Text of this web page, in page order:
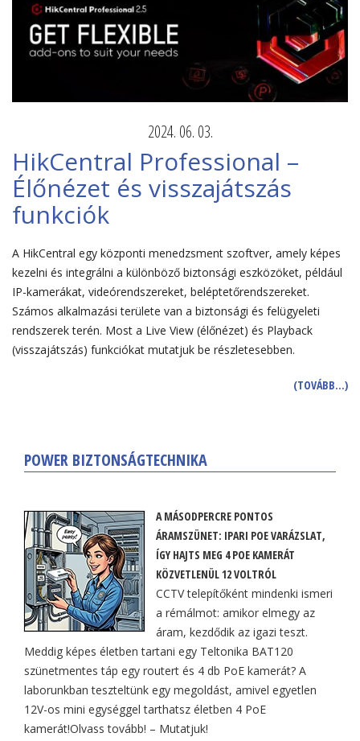
2024. 06. 03.
HikCentral Professional –
Élőnézet és visszajátszás
funkciók
A HikCentral egy központi menedzsment szoftver, amely képes
kezelni és integrálni a különböző biztonsági eszközöket, például
IP-kamerákat, videórendszereket, beléptetőrendszereket.
Számos alkalmazási területe van a biztonsági és felügyeleti
rendszerek terén. Most a Live View (élőnézet) és Playback
(visszajátszás) funkciókat mutatjuk be részletesebben.
(TOVÁBB…)
POWER BIZTONSÁGTECHNIKA
A MÁSODPERCRE PONTOS
ÁRAMSZÜNET: IPARI POE VARÁZSLAT,
ÍGY HAJTS MEG 4 POE KAMERÁT
KÖZVETLENÜL 12 VOLTRÓL
CCTV telepítőként mindenki ismeri
a rémálmot: amikor elmegy az
áram, kezdődik az igazi teszt.
Meddig képes életben tartani egy Teltonika BAT120
szünetmentes táp egy routert és 4 db PoE kamerát? A
laborunkban teszteltünk egy megoldást, amivel egyetlen
12V-os mini egységgel tarthatsz életben 4 PoE
kamerát!Olvass tovább! – Mutatjuk!